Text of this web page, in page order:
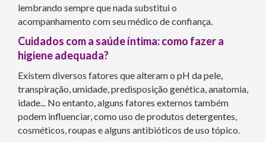
lembrando sempre que nada substitui o
acompanhamento com seu médico de confiança.
Cuidados com a saúde íntima: como fazer a
higiene adequada?
Existem diversos fatores que alteram o pH da pele,
transpiração, umidade, predisposição genética, anatomia,
idade... No entanto, alguns fatores externos também
podem influenciar, como uso de produtos detergentes,
cosméticos, roupas e alguns antibióticos de uso tópico.